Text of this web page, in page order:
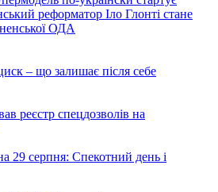
реформатор Іло Глонті стане
ОДА
– що залишає після себе
реєстр спецдозволів на
29 серпня: Спекотний день і